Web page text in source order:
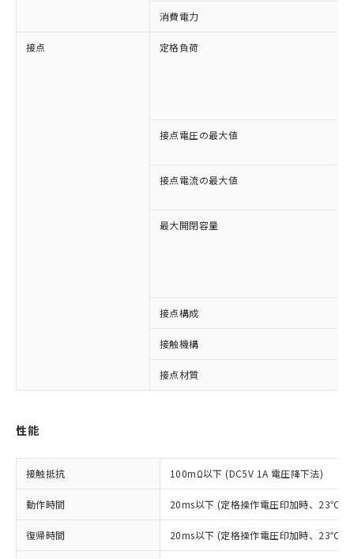
消費電力
接点 定格負荷
接点電圧の最大値
接点電流の最大値
最大開閉容量
接点構成
接触機構
接点材質
性能
接触抵抗 100mΩ以下 (DC5V 1A 電圧降下法)
動作時間 20ms以下 (定格操作電圧印加時、23℃、
復帰時間 20ms以下 (定格操作電圧印加時、23℃、
以下の条件をお読みいただき、同意のうえ
ご利用ください。
本サービスは、当社制御機器事業取扱
商品の当社在庫状況および標準価格
(税抜)を提供させていただくもので
対応済み：EU RoHS指令（10物質）の
非含有に対応した製品が提供可能な商品で
非含有に非対応の商品で、対応品を出す予
定はありません。
調査・確認中：EU RoHS指令（10物質）の
非含有の対応状況を調査中または確認中の
商品です。
非該当品：ライセンス料など無形物で、有
※1 中国RoHS○×表
「○」：最大均質材料含有率が中国RoHSの